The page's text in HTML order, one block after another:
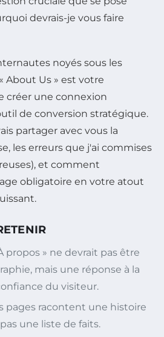
devrais-je vous faire
noyés sous les
About Us » est votre
créer une connexion
de conversion stratégique.
partager avec vous la
les erreurs que j'ai commises
et comment
obligatoire en votre atout
propos » ne devrait pas être
mais une réponse à la
du visiteur.
pages racontent une histoire
une liste de faits.